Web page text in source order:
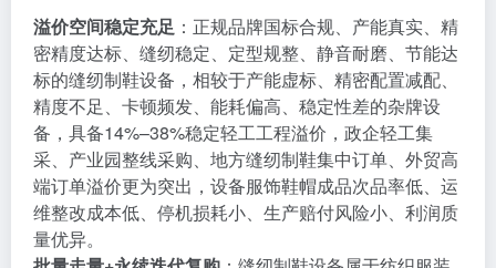
溢价空间稳定充足 ：正规品牌国标合规、产能真实、精
密精度达标、缝纫稳定、定型规整、静音耐磨、节能达
标的缝纫制鞋设备，相较于产能虚标、精密配置减配、
精度不足、卡顿频发、能耗偏高、稳定性差的杂牌设
备，具备14%–38%稳定轻工工程溢价，政企轻工集
采、产业园整线采购、地方缝纫制鞋集中订单、外贸高
端订单溢价更为突出，设备服饰鞋帽成品次品率低、运
维整改成本低、停机损耗小、生产赔付风险小、利润质
量优异。